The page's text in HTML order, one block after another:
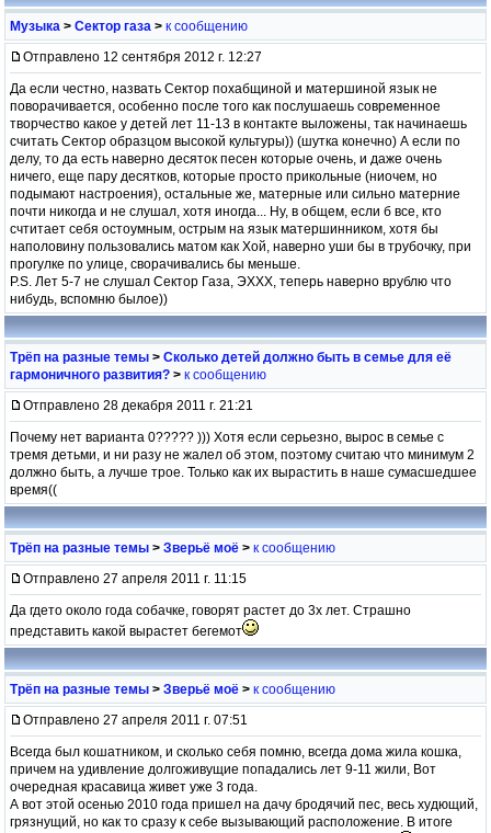
Музыка > Сектор газа > к сообщению
Отправлено 12 сентября 2012 г. 12:27
Да если честно, назвать Сектор похабщиной и матершиной язык не
поворачивается, особенно после того как послушаешь современное
творчество какое у детей лет 11-13 в контакте выложены, так начинаешь
считать Сектор образцом высокой культуры)) (шутка конечно) А если по
делу, то да есть наверно десяток песен которые очень, и даже очень
ничего, еще пару десятков, которые просто прикольные (ниочем, но
подымают настроения), остальные же, матерные или сильно матерние
почти никогда и не слушал, хотя иногда... Ну, в общем, если б все, кто
счтитает себя остоумным, острым на язык матершинником, хотя бы
наполовину пользовались матом как Хой, наверно уши бы в трубочку, при
прогулке по улице, сворачивались бы меньше.
P.S. Лет 5-7 не слушал Сектор Газа, ЭХХХ, теперь наверно врублю что
нибудь, вспомню былое))
Трёп на разные темы > Сколько детей должно быть в семье для её
гармоничного развития? > к сообщению
Отправлено 28 декабря 2011 г. 21:21
Почему нет варианта 0????? ))) Хотя если серьезно, вырос в семье с
тремя детьми, и ни разу не жалел об этом, поэтому считаю что минимум 2
должно быть, а лучше трое. Только как их вырастить в наше сумасшедшее
время((
Трёп на разные темы > Зверьё моё > к сообщению
Отправлено 27 апреля 2011 г. 11:15
Да гдето около года собачке, говорят растет до 3х лет. Страшно
представить какой вырастет бегемот
Трёп на разные темы > Зверьё моё > к сообщению
Отправлено 27 апреля 2011 г. 07:51
Всегда был кошатником, и сколько себя помню, всегда дома жила кошка,
причем на удивление долгоживущие попадались лет 9-11 жили, Вот
очередная красавица живет уже 3 года.
А вот этой осенью 2010 года пришел на дачу бродячий пес, весь худющий,
грязнущий, но как то сразу к себе вызывающий расположение. В итоге